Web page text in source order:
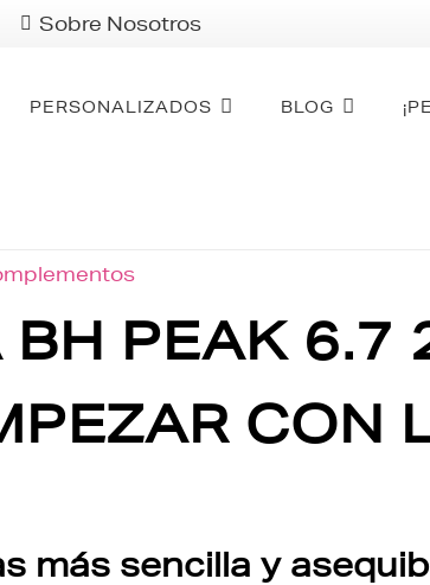
Sobre Nosotros
PERSONALIZADOS BLOG
PEAK 6.7
CON
más sencilla y